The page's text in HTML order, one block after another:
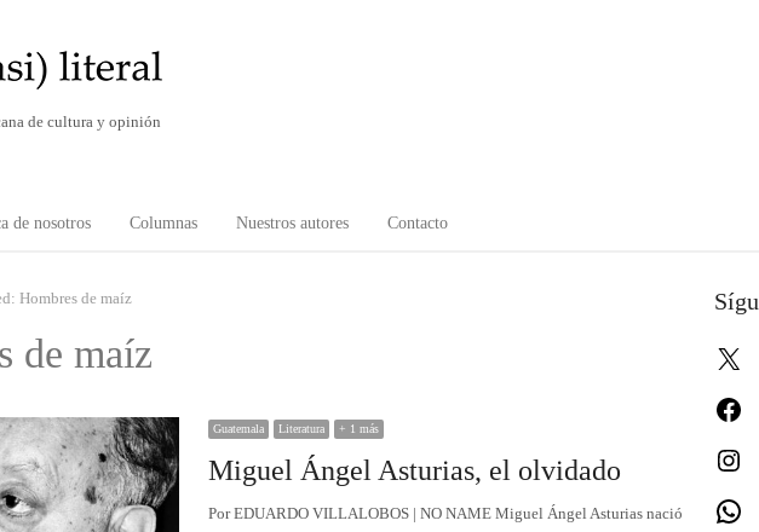
de cultura y opinión
de nosotros Columnas Nuestros autores Contacto
Hombres de maíz
de maíz
Guatemala Literatura + 1 más
Miguel Ángel Asturias, el olvidado
Por EDUARDO VILLALOBOS | NO NAME Miguel Ángel Asturias nació